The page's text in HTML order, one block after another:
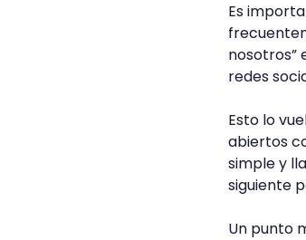
Es
nosotros”
redes
Esto lo
abiertos
simple y
siguiente
Un punto